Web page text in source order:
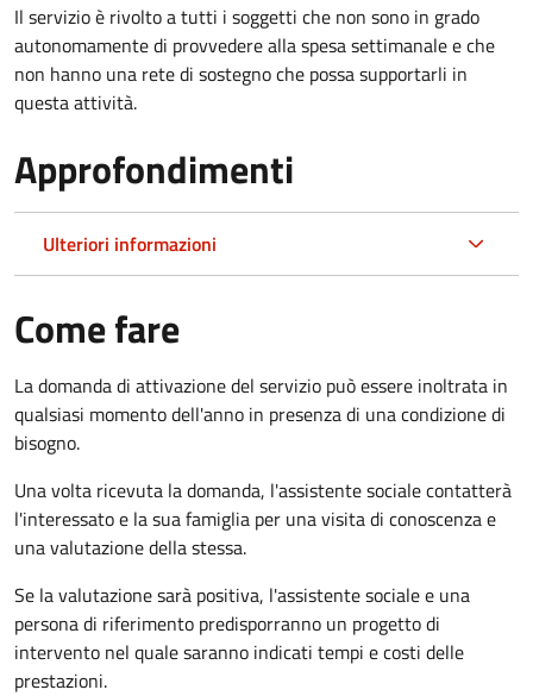
Il servizio è rivolto a tutti i soggetti che non sono in grado
autonomamente di provvedere alla spesa settimanale e che
non hanno una rete di sostegno che possa supportarli in
questa attività.
Approfondimenti
Ulteriori informazioni
Come fare
La domanda di attivazione del servizio può essere inoltrata in
qualsiasi momento dell'anno in presenza di una condizione di
bisogno.
Una volta ricevuta la domanda, l'assistente sociale contatterà
l'interessato e la sua famiglia per una visita di conoscenza e
una valutazione della stessa.
Se la valutazione sarà positiva, l'assistente sociale e una
persona di riferimento predisporranno un progetto di
intervento nel quale saranno indicati tempi e costi delle
prestazioni.